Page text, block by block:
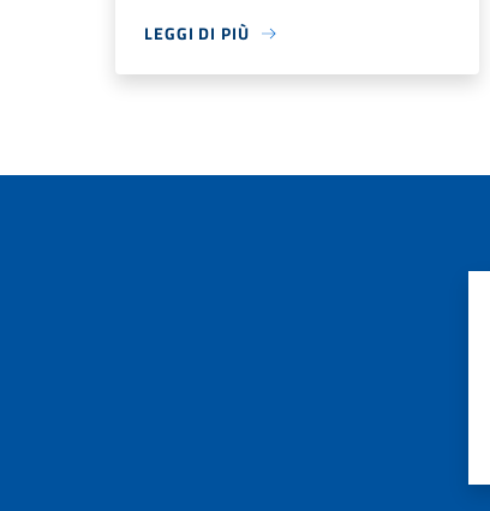
LEGGI DI PIÙ